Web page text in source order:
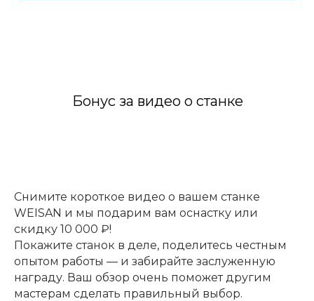
Бонус за видео о станке
Снимите короткое видео о вашем станке
WEISAN и мы подарим вам оснастку или
скидку 10 000 ₽!
Покажите станок в деле, поделитесь честным
опытом работы — и забирайте заслуженную
награду. Ваш обзор очень поможет другим
мастерам сделать правильный выбор.